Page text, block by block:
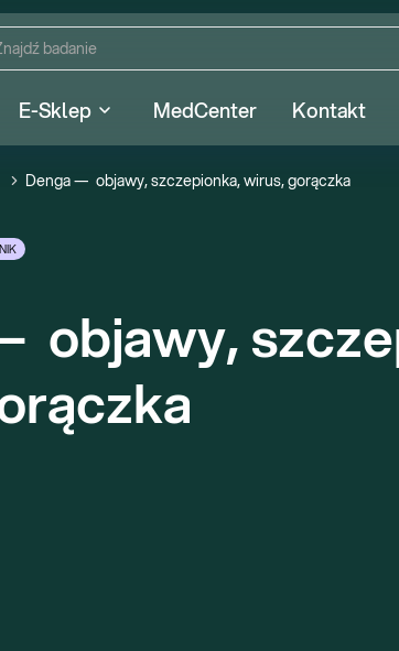
E-Sklep MedCenter Kontakt
Denga —  objawy, szczepionka, wirus, gorączka
objawy,